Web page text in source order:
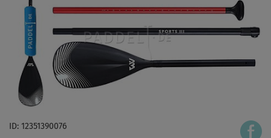
ID: 12351390076